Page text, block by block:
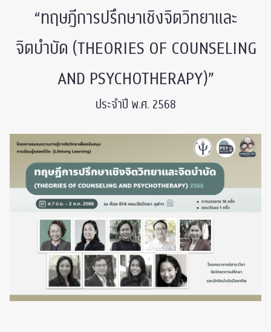
“ทฤษฎีการปรึกษาเชิงจิตวิทยาและ
จิตบำบัด (THEORIES OF COUNSELING
AND PSYCHOTHERAPY)”
ประจำปี พ.ศ. 2568